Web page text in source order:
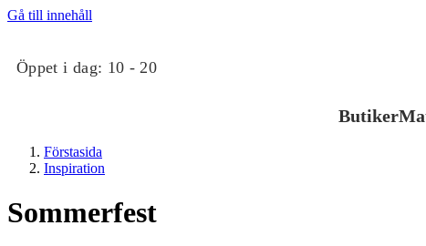
Gå till innehåll
Öppet i dag: 10 - 20
Butiker
Förstasida
Inspiration
Sommerfest